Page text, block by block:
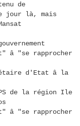
de
jour là, mais
â "se rapprocher
d'Etat â la
de la région Ile
â "se rapprocher